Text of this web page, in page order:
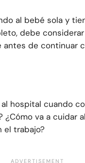
al bebé sola y
debe
antes de continuar
al hospital cuando
¿Cómo va a cuidar
el trabajo?